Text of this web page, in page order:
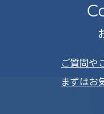
ご質問や
まずはお